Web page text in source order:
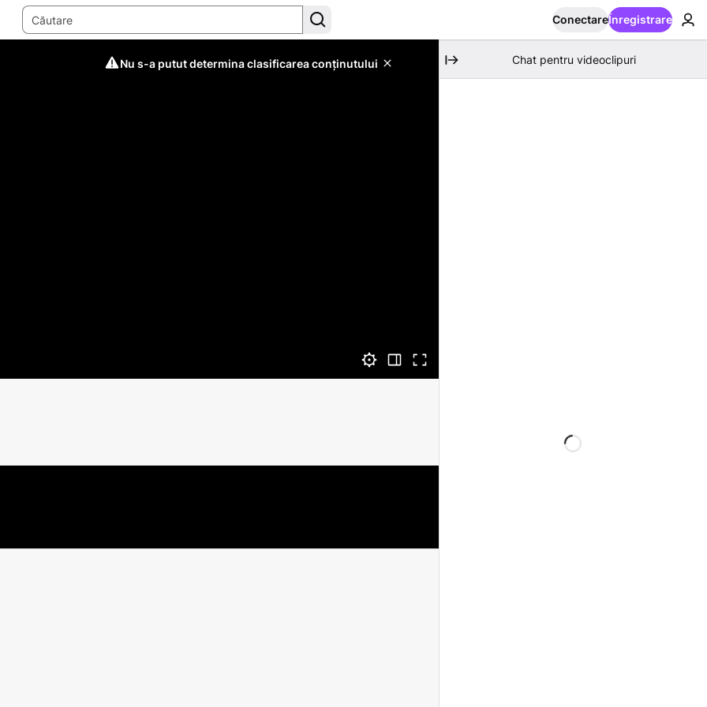
ConectareÎnregistrare
Nu s-a putut determina clasificarea conținutului Chat pentru videoclipuri